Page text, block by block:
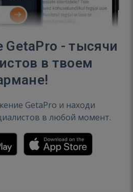
- тысячи
в твоем
GetaPro и находи
в любой момент.